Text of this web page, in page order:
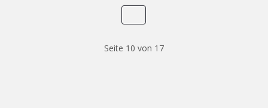
Seite 10 von 17